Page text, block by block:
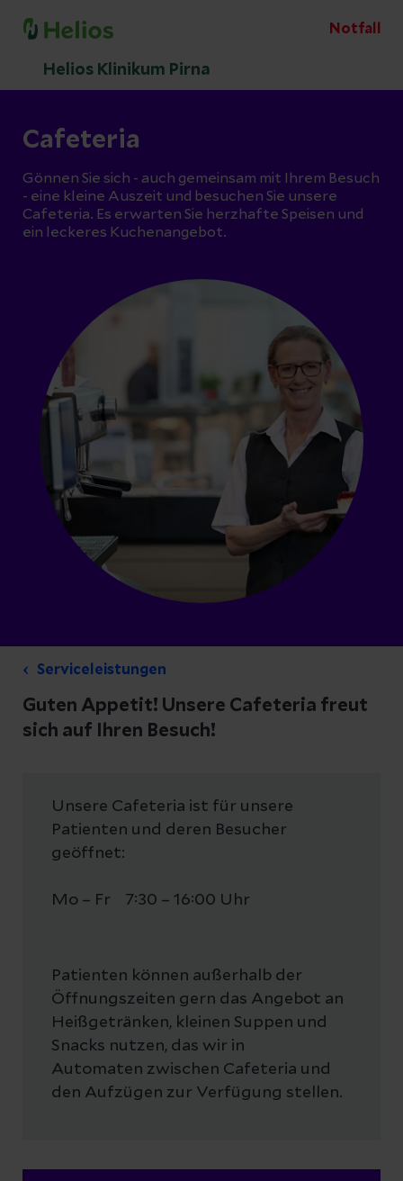
Notfall
Helios Klinikum Pirna
Cafeteria
Gönnen Sie sich - auch gemeinsam mit Ihrem Besuch
- eine kleine Auszeit und besuchen Sie unsere
Cafeteria. Es erwarten Sie herzhafte Speisen und
ein leckeres Kuchenangebot.
Serviceleistungen
Guten Appetit! Unsere Cafeteria freut
sich auf Ihren Besuch!
Unsere Cafeteria ist für unsere
Patienten und deren Besucher
geöffnet:
Mo – Fr 7:30 – 16:00 Uhr
Patienten können außerhalb der
Öffnungszeiten gern das Angebot an
Heißgetränken, kleinen Suppen und
Snacks nutzen, das wir in
Automaten zwischen Cafeteria und
den Aufzügen zur Verfügung stellen.